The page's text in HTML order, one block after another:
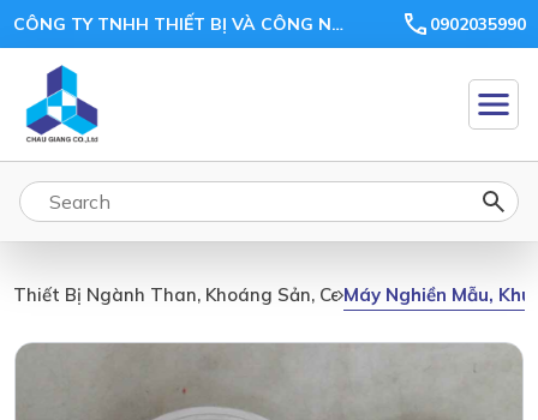
CÔNG TY TNHH THIẾT BỊ VÀ CÔNG NGHỆ CHÂU GIANG 0902035990
Thiết Bị Ngành Than, Khoáng Sản, Ceramic, Xi Măng
Máy Nghiền Mẫu,